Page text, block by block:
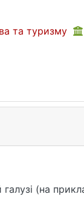
та туризму
(на